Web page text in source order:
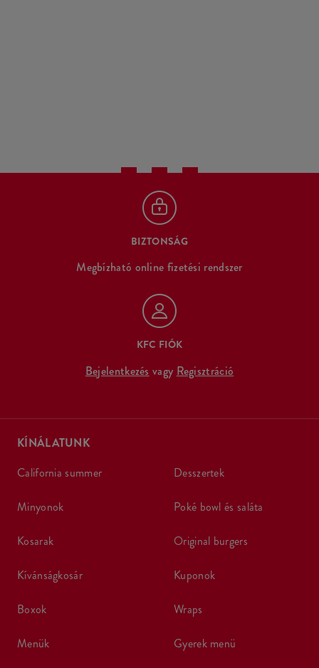
BIZTONSÁG
Megbízható online fizetési rendszer
KFC FIÓK
Bejelentkezés vagy Regisztráció
KÍNÁLATUNK
california summer
minyonok
kosarak
kívánságkosár
boxok
menük
desszertek
poké bowl és saláta
original burgers
kuponok
wraps
gyerek menü